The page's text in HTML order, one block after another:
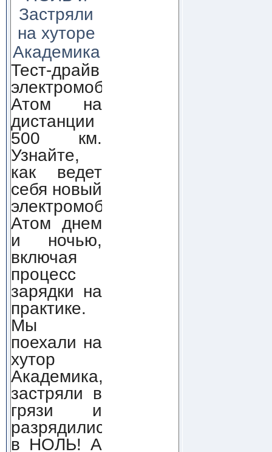
Застряли
на хуторе
Академика
Тест-драйв
электромобиля
Атом на
дистанции
500 км.
Узнайте,
как ведет
себя новый
электромобиль
Атом днем
и ночью,
включая
процесс
зарядки на
практике.
Мы
поехали на
хутор
Академика,
застряли в
грязи и
разрядились
в НОЛЬ! А